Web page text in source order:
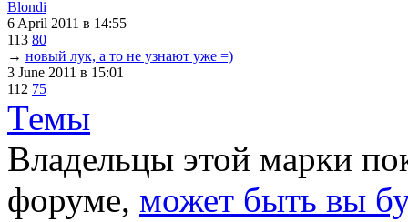
Blondi
6 April 2011 в 14:55
113 80
→ новый лук, а то не узнают уже =)
3 June 2011 в 15:01
112 75
Темы
Владельцы этой марки
форуме, может быть вы